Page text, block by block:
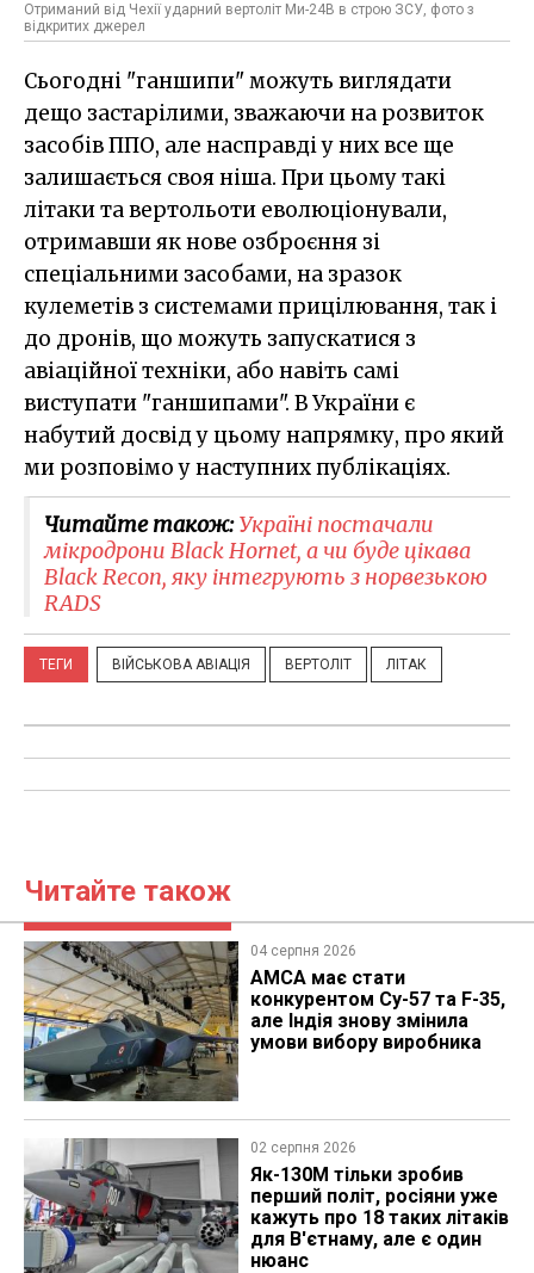
Отриманий від Чехії ударний вертоліт Ми-24В в строю ЗСУ, фото з
відкритих джерел
Сьогодні "ганшипи" можуть виглядати
дещо застарілими, зважаючи на розвиток
засобів ППО, але насправді у них все ще
залишається своя ніша. При цьому такі
літаки та вертольоти еволюціонували,
отримавши як нове озброєння зі
спеціальними засобами, на зразок
кулеметів з системами прицілювання, так і
до дронів, що можуть запускатися з
авіаційної техніки, або навіть самі
виступати "ганшипами". В України є
набутий досвід у цьому напрямку, про який
ми розповімо у наступних публікаціях.
Читайте також:Україні постачали
мікродрони Black Hornet, а чи буде цікава
Black Recon, яку інтегрують з норвезькою
RADS
ТЕГИ ВІЙСЬКОВА АВІАЦІЯ ВЕРТОЛІТ ЛІТАК
Читайте також
04 серпня 2026
AMCA має стати
конкурентом Су-57 та F-35,
але Індія знову змінила
умови вибору виробника
02 серпня 2026
Як-130М тільки зробив
перший політ, росіяни уже
кажуть про 18 таких літаків
для В'єтнаму, але є один
нюанс